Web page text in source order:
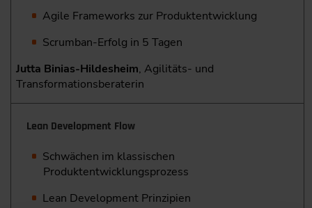
Agile Frameworks zur Produktentwicklung
Scrumban-Erfolg in 5 Tagen
Jutta Binias-Hildesheim, Agilitäts- und
Transformationsberaterin
Lean Development Flow
Schwächen im klassischen
Produktentwicklungsprozess
Lean Development Prinzipien